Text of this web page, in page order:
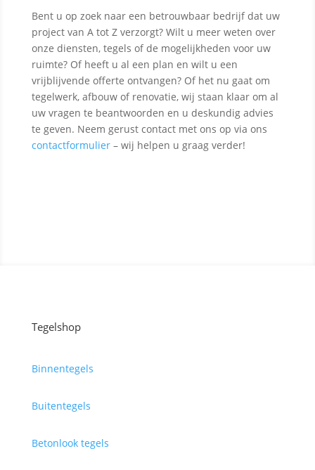
Bent u op zoek naar een betrouwbaar bedrijf dat uw
project van A tot Z verzorgt? Wilt u meer weten over
onze diensten, tegels of de mogelijkheden voor uw
ruimte? Of heeft u al een plan en wilt u een
vrijblijvende offerte ontvangen? Of het nu gaat om
tegelwerk, afbouw of renovatie, wij staan klaar om al
uw vragen te beantwoorden en u deskundig advies
te geven. Neem gerust contact met ons op via ons
contactformulier– wij helpen u graag verder!
Tegelshop
Binnentegels
Buitentegels
Betonlook tegels